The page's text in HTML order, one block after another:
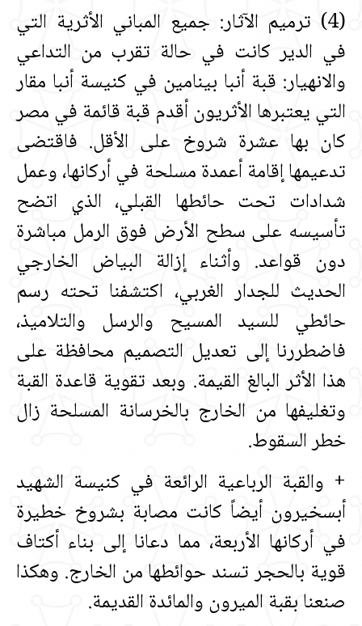
‏(‏4‏)‏ ترميم الآثار‏:‏ جميع المباني الأثرية التي
في الدير كانت في حالة تقرب من التداعي
والانهيار‏:‏ قبة أنبا بينامين في كنيسة أنبا مقار
التي يعتبرها الأثريون أقدم قبة قائمة في مصر
كان بها عشرة شروخ على الأقل‏.‏ فاقتضى
تدعيمها إقامة أعمدة مسلحة في أركانها، وعمل
شدادات تحت حائطها القبلي، الذي اتضح
تأسيسه على سطح الأرض فوق الرمل مباشرة
دون قواعد‏.‏ وأثناء إزالة البياض الخارجي
الحديث للجدار الغربي، اكتشفنا تحته رسم
حائطي للسيد المسيح والرسل والتلاميذ،
فاضطررنا إلى تعديل التصميم محافظة على
هذا الأثر البالغ القيمة‏.‏ وبعد تقوية قاعدة القبة
وتغليفها من الخارج بالخرسانة المسلحة زال
خطر السقوط‏.‏
+ والقبة الرباعية الرائعة في كنيسة الشهيد
أبسخيرون أيضاً كانت مصابة بشروخ خطيرة
في أركانها الأربعة، مما دعانا إلى بناء أكتاف
قوية بالحجر تسند حوائطها من الخارج‏.‏ وهكذا
صنعنا بقبة الميرون والمائدة القديمة‏.‏